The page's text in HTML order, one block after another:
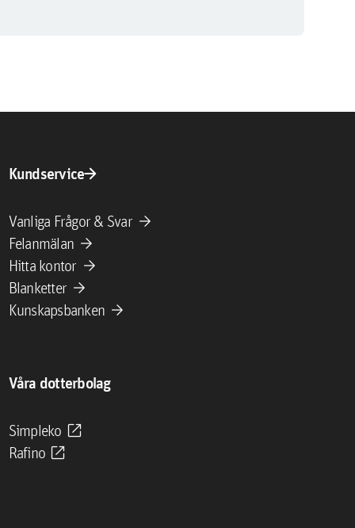
Kundservicearrow_forward
Vanliga Frågor & Svar arrow_forward
Felanmälan arrow_forward
Hitta kontor arrow_forward
Blanketter arrow_forward
Kunskapsbanken arrow_forward
Våra dotterbolag
Simpleko open_in_new
Rafino open_in_new